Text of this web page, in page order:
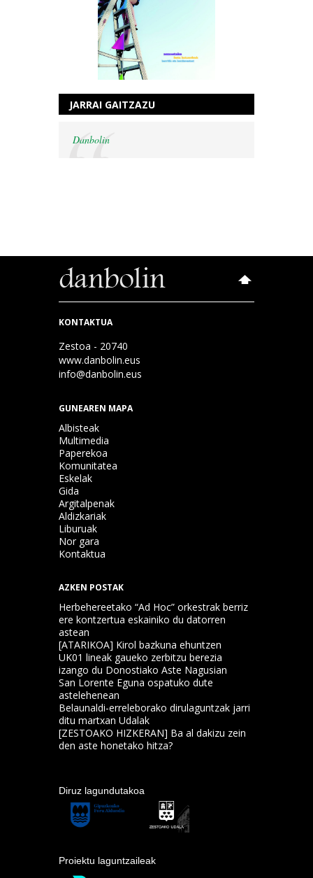
JARRAI GAITZAZU
Danbolin
KONTAKTUA
Zestoa - 20740
www.danbolin.eus
info@danbolin.eus
GUNEAREN MAPA
Albisteak
Multimedia
Paperekoa
Komunitatea
Eskelak
Gida
Argitalpenak
Aldizkariak
Liburuak
Nor gara
Kontaktua
AZKEN POSTAK
Herbehereetako “Ad Hoc” orkestrak berriz
ere kontzertua eskainiko du datorren
astean
[ATARIKOA] Kirol bazkuna ehuntzen
UK01 lineak gaueko zerbitzu berezia
izango du Donostiako Aste Nagusian
San Lorente Eguna ospatuko dute
astelehenean
Belaunaldi-erreleborako dirulaguntzak jarri
ditu martxan Udalak
[ZESTOAKO HIZKERAN] Ba al dakizu zein
den aste honetako hitza?
Diruz lagundutakoa
Proiektu laguntzaileak